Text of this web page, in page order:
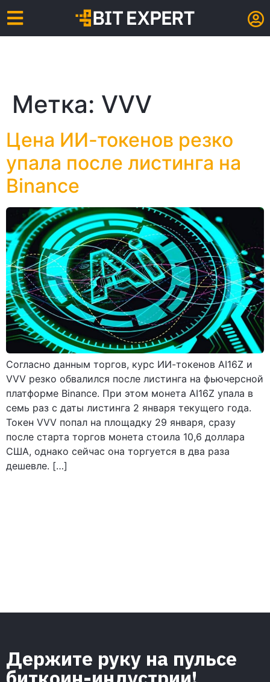
Метка: VVV
Цена ИИ-токенов резко
упала после листинга на
Binance
Согласно данным торгов, курс ИИ-токенов AI16Z и
VVV резко обвалился после листинга на фьючерсной
платформе Binance. При этом монета AI16Z упала в
семь раз с даты листинга 2 января текущего года.
Токен VVV попал на площадку 29 января, сразу
после старта торгов монета стоила 10,6 доллара
США, однако сейчас она торгуется в два раза
дешевле. […]
Держите руку на пульсе